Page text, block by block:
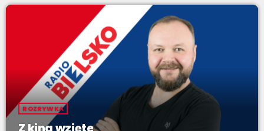
ROZRYWKA